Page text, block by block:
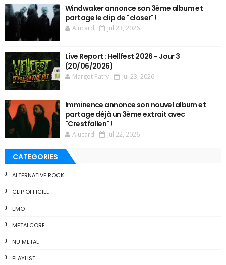
Windwaker annonce son 3ème album et
partage le clip de "closer" !
Alucard Jul 23, 2026
Live Report : Hellfest 2026 - Jour 3
(20/06/2026)
Margot Patry Jul 23, 2026
Imminence annonce son nouvel album et
partage déjà un 3ème extrait avec
"Crestfallen" !
Alucard Jul 22, 2026
CATEGORIES
ALTERNATIVE ROCK
CLIP OFFICIEL
EMO
METALCORE
NU METAL
PLAYLIST